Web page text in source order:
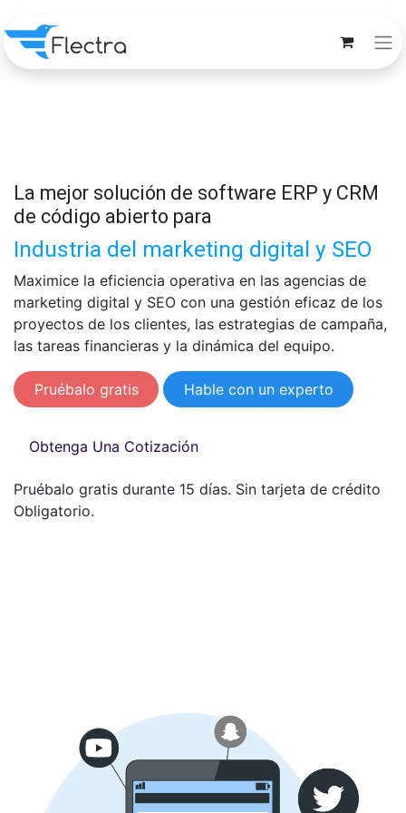
La mejor solución de software ERP y CRM
de código abierto para
Industria del marketing digital y SEO
Maximice la eficiencia operativa en las agencias de
marketing digital y SEO con una gestión eficaz de los
proyectos de los clientes, las estrategias de campaña,
las tareas financieras y la dinámica del equipo.
Pruébalo gratis Hable con un experto
Obtenga Una Cotización
Pruébalo gratis durante 15 días. Sin tarjeta de crédito
Obligatorio.